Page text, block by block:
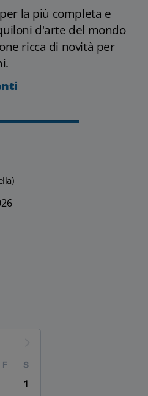
la più completa e
d'arte del mondo
ricca di novità per
F S
1